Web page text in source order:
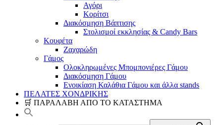
Αγόρι
Κορίτσι
Διακόσμηση Βάπτισης
Στολισμοί εκκλησίας & Candy Bars
Κουφέτα
Ζαχαρώδη
Γάμος
Ολοκληρωμένες Μπομπονιέρες Γάμου
Διακόσμηση Γάμου
Ενοικίαση Καλάθια Γάμου και άλλα stands
ΠΕΛΑΤΕΣ ΧΟΝΔΡΙΚΗΣ
🛒 ΠΑΡΑΛΑΒΗ ΑΠΟ ΤΟ ΚΑΤΑΣΤΗΜΑ